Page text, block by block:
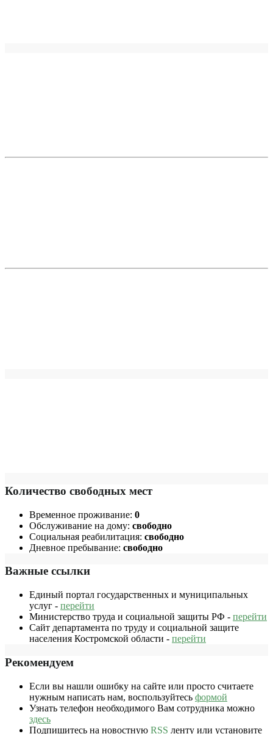
Количество свободных мест
Временное проживание: 0
Обслуживание на дому: свободно
Социальная реабилитация: свободно
Дневное пребывание: свободно
Важные ссылки
Единый портал государственных и муниципальных
услуг - перейти
Министерство труда и социальной защиты РФ - перейти
Сайт департамента по труду и социальной защите
населения Костромской области - перейти
Рекомендуем
Если вы нашли ошибку на сайте или просто считаете
нужным написать нам, воспользуйтесь формой
Узнать телефон необходимого Вам сотрудника можно
здесь
Подпишитесь на новостную RSS ленту или установите